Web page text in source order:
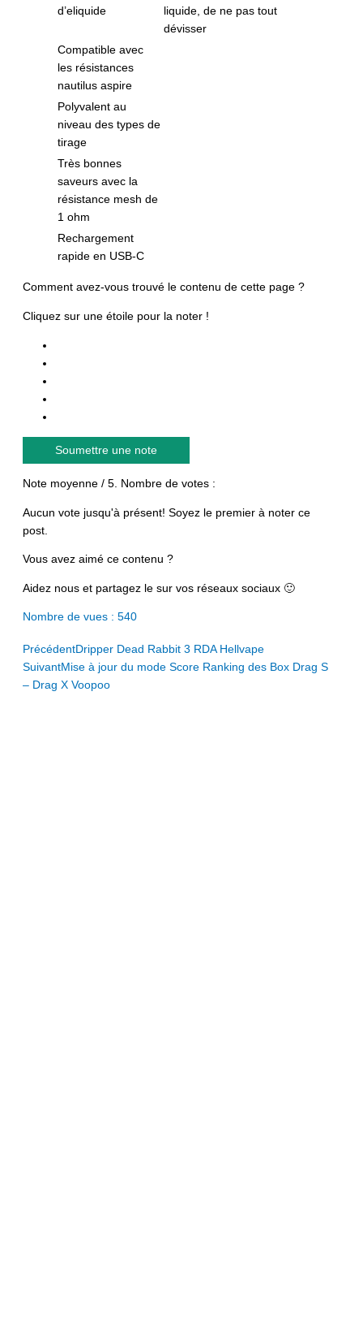
d’eliquide
liquide, de ne pas tout
dévisser
Compatible avec
les résistances
nautilus aspire
Polyvalent au
niveau des types de
tirage
Très bonnes
saveurs avec la
résistance mesh de
1 ohm
Rechargement
rapide en USB-C
Comment avez-vous trouvé le contenu de cette page ?
Cliquez sur une étoile pour la noter !
Soumettre une note
Note moyenne / 5. Nombre de votes :
Aucun vote jusqu'à présent! Soyez le premier à noter ce
post.
Vous avez aimé ce contenu ?
Aidez nous et partagez le sur vos réseaux sociaux 🙂
Nombre de vues : 540
Prev
PrécédentDripper Dead Rabbit 3 RDA Hellvape
SuivantMise à jour du mode Score Ranking des Box Drag S
– Drag X Voopoo
Next